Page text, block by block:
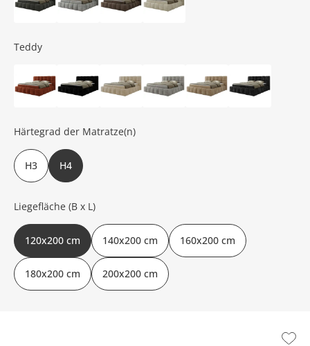
Teddy
Härtegrad der Matratze(n)
H3 H4
Liegefläche (B x L)
120x200 cm 140x200 cm 160x200 cm
180x200 cm 200x200 cm